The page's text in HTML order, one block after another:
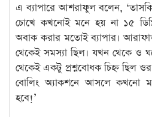
এ ব্যাপারে আশরাফুল বলেন,
চোখে কখনোই মনে হয় না ১৫
অবাক করার মতোই ব্যাপার।
থেকেই সমস্যা ছিল। যখন থেকে ও
থেকেই একটু প্রশ্নবোধক চিহ্ন ছিল
বোলিং অ্যাকশনে আসলে কখনো
হবে!’